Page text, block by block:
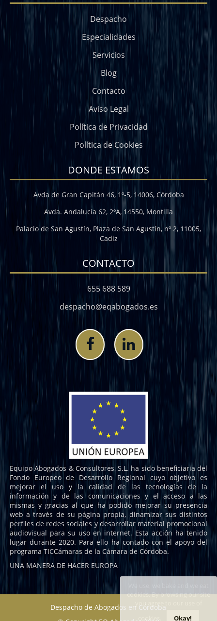
cookies. By browsing our site
you agree to our use of
cookies.
Okay!
Despacho
Especialidades
Servicios
Blog
Contacto
Aviso Legal
Política de Privacidad
Política de Cookies
DONDE ESTAMOS
Avda de Gran Capitán 46, 1º-5, 14006, Córdoba
Avda. Andalucía 62, 2ºA, 14550, Montilla
Palacio de San Agustín, Plaza de San Agustín, nº 2, 11005,
Cadiz
CONTACTO
655 688 589
despacho@eqabogados.es
Equipo Abogados & Consultores, S.L. ha sido beneficiaria del
Fondo Europeo de Desarrollo Regional cuyo objetivo es
mejorar el uso y la calidad de las tecnologías de la
información y de las comunicaciones y el acceso a las
mismas y gracias al que ha podido mejorar su presencia
web a través de su página propia, dinamizar sus distintos
perfiles de redes sociales y desarrollar material promocional
audiovisual para su uso en internet. Esta acción ha tenido
lugar durante 2020. Para ello ha contado con el apoyo del
programa TICCámaras de la Cámara de Córdoba.
UNA MANERA DE HACER EUROPA
Despacho de Abogados en Córdoba